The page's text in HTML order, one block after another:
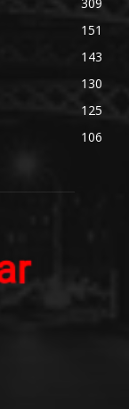
309
151
143
130
125
106